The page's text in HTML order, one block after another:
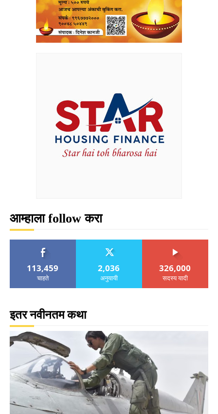
आम्हाला follow करा
113,459
चाहते
2,036
अनुयायी
326,000
सदस्य यादी
इतर नवीनतम कथा